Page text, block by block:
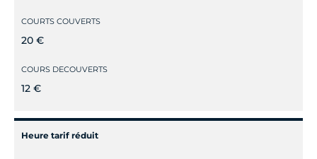
COURTS COUVERTS
20 €
COURS DECOUVERTS
12 €
Heure tarif réduit